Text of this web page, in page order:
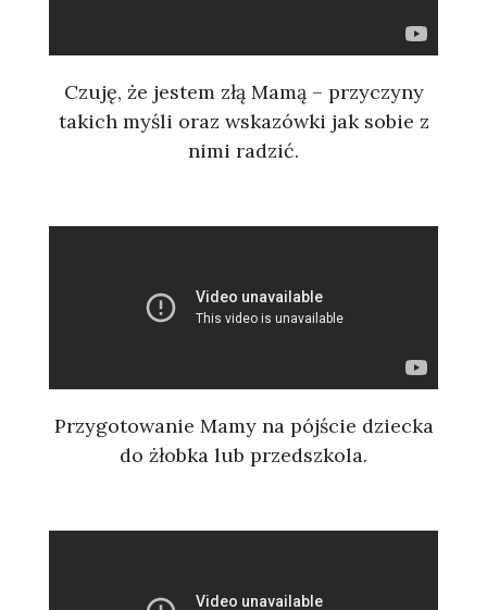
Czuję, że jestem złą Mamą – przyczyny
takich myśli oraz wskazówki jak sobie z
nimi radzić.
Przygotowanie Mamy na pójście dziecka
do żłobka lub przedszkola.